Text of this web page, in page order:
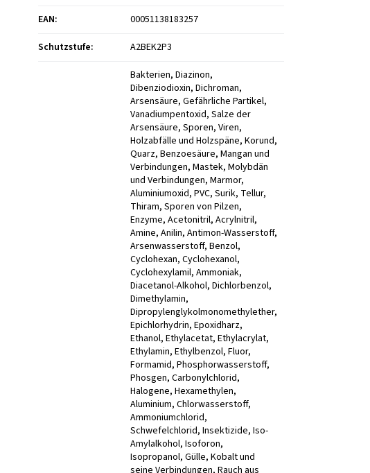
EAN:
00051138183257
Schutzstufe:
A2BEK2P3
Bakterien, Diazinon, Dibenziodioxin, Dichroman, Arsensäure, Gefährliche Partikel, Vanadiumpentoxid, Salze der Arsensäure, Sporen, Viren, Holzabfälle und Holzspäne, Korund, Quarz, Benzoesäure, Mangan und Verbindungen, Mastek, Molybdän und Verbindungen, Marmor, Aluminiumoxid, PVC, Surik, Tellur, Thiram, Sporen von Pilzen, Enzyme, Acetonitril, Acrylnitril, Amine, Anilin, Antimon-Wasserstoff, Arsenwasserstoff, Benzol, Cyclohexan, Cyclohexanol, Cyclohexylamil, Ammoniak, Diacetanol-Alkohol, Dichlorbenzol, Dimethylamin, Dipropylenglykolmonomethylether, Epichlorhydrin, Epoxidharz, Ethanol, Ethylacetat, Ethylacrylat, Ethylamin, Ethylbenzol, Fluor, Formamid, Phosphorwasserstoff, Phosgen, Carbonylchlorid, Halogene, Hexamethylen, Aluminium, Chlorwasserstoff, Ammoniumchlorid, Schwefelchlorid, Insektizide, Iso-Amylalkohol, Isoforon, Isopropanol, Gülle, Kobalt und seine Verbindungen, Rauch aus Kupfer, Quarzglas, Cumol, Cyanamid, Cyanide, Adipinsäure, Acrylsäure, Aminobenzoesäure, Salpetersäure, Ameisensäure, Essigsäure, Peroxyessigsäure, Propionsäure, Schwefelsäure, Chlorwasserstoffsäure, Oxalsäure, Arsendioxid, Lösungsmittelhaltige Klebstoffe, Kupfer (Dämpfe), Kupfer (Staub), Methoxyethanol Me-Glykol, Methylacrylat, Methylamin, Methylcyclohexanol, Methylethylketon, Methylisobutylketon, Dieselkraftstoff, N-Heptan, N-Hexan, Naphthalin, Oktan, Magnesiumoxid, Schwefeldioxid, Zinkoxid, Kraftstoff (Benzin), Parathion, Kerosin, Polychlorierte Biphenyle, Pyridin, Kohlenstoffdisulfid, Schwefelwasserstoff, Bariumverbindungen, löslich, Zi